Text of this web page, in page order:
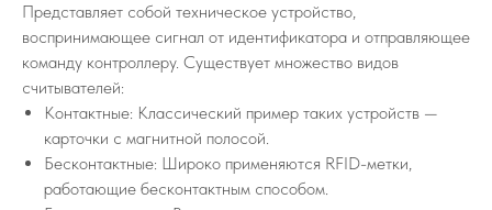
Представляет собой техническое устройство,
воспринимающее сигнал от идентификатора и отправляющее
команду контроллеру. Существует множество видов
считывателей:
Контактные: Классический пример таких устройств —
карточки с магнитной полосой.
Бесконтактные: Широко применяются RFID-метки,
работающие бесконтактным способом.